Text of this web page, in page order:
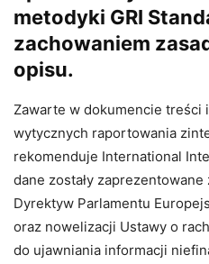
metodyki GRI
zachowaniem
opisu.
Zawarte w dokumencie treści
wytycznych raportowania
rekomenduje International
dane zostały
Dyrektyw Parlamentu
oraz nowelizacji Ustawy o
do ujawniania informacji